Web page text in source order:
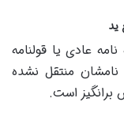
ید
نامه عادی یا قولنامه
نامشان منتقل نشده
است.